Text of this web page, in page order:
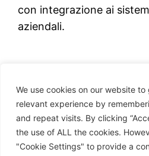
We use cookies on our website
relevant experience by
and repeat visits. By clicking
the use of ALL the cookies.
"Cookie Settings" to provide a
con integrazione ai
aziendali.
Proudly powered by